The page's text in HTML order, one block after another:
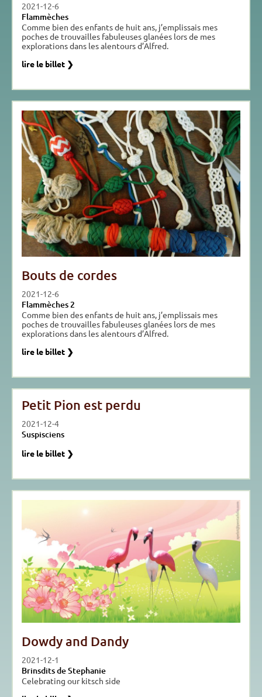
2021-12-6
Flammèches
Comme bien des enfants de huit ans, j’emplissais mes
poches de trouvailles fabuleuses glanées lors de mes
explorations dans les alentours d’Alfred.
lire le billet ❯
Bouts de cordes
2021-12-6
Flammèches 2
Comme bien des enfants de huit ans, j’emplissais mes
poches de trouvailles fabuleuses glanées lors de mes
explorations dans les alentours d’Alfred.
lire le billet ❯
Petit Pion est perdu
2021-12-4
Suspisciens
lire le billet ❯
Dowdy and Dandy
2021-12-1
Brinsdits de Stephanie
Celebrating our kitsch side